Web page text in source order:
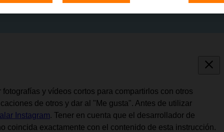
y vídeos cortos para compartirlos con otros
de otros y dar al "Me gusta". Antes de utilizar
Instagram. Tener en cuenta que el desarrollador de
coincida exactamente con el contenido de esta instrucción.